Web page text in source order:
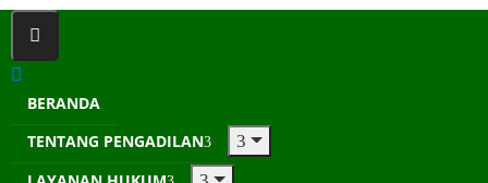
BERANDA
TENTANG PENGADILAN